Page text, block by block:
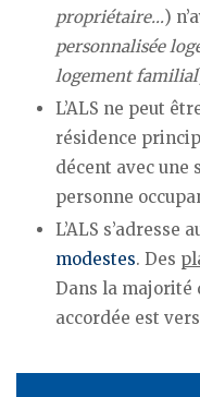
propriétaire…)
personnalisée
logement familial
L’ALS ne peut
résidence
décent avec une
personne
L’ALS s’adresse
modestes. Des
Dans la majorité
accordée est